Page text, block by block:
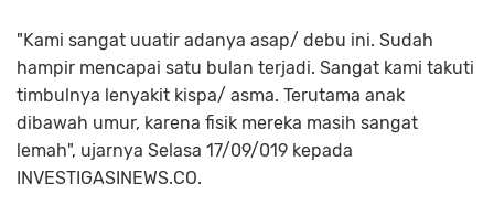
"Kami sangat uuatir adanya asap/ debu ini. Sudah
hampir mencapai satu bulan terjadi. Sangat kami takuti
timbulnya lenyakit kispa/ asma. Terutama anak
dibawah umur, karena fisik mereka masih sangat
lemah", ujarnya Selasa 17/09/019 kepada
INVESTIGASINEWS.CO.